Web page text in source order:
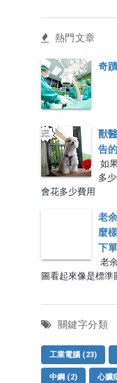
熱門文章
奇
獸
告
如
多
會花多少費用
老
麼
下
老
圖看起來像是標準
關鍵字分類
工業電腦 (23)
中鋼 (2) 心臟